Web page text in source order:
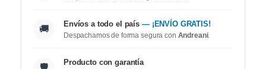
🚚 Envíos a todo el país — ¡ENVÍO GRATIS!
Despachamos de forma segura con Andreani.
Producto con garantía